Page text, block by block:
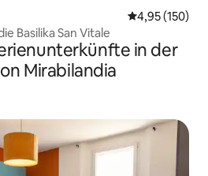
4,95 (150)
Basilika San Vitale
in der
Mirabilandia